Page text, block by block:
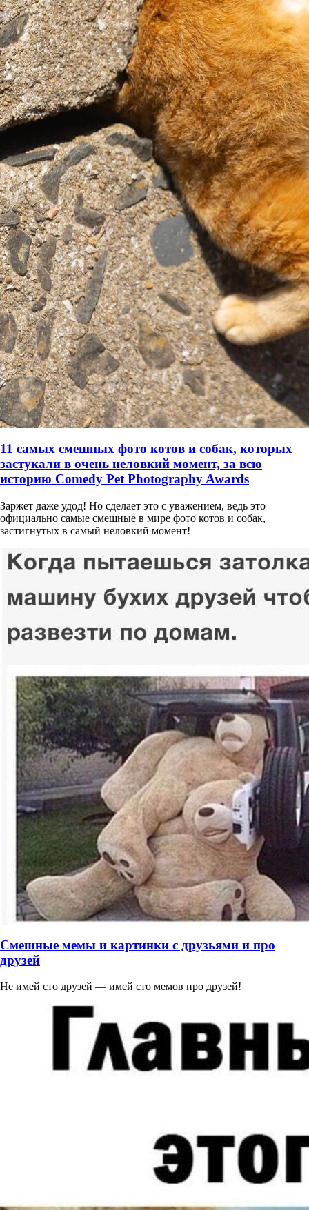
11 самых смешных фото котов и собак, которых
застукали в очень неловкий момент, за всю
историю Comedy Pet Photography Awards
Заржет даже удод! Но сделает это с уважением, ведь это
официально самые смешные в мире фото котов и собак,
застигнутых в самый неловкий момент!
Смешные мемы и картинки с друзьями и про
друзей
Не имей сто друзей — имей сто мемов про друзей!